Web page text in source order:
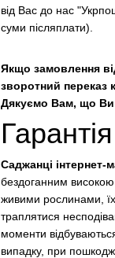
від Вас до нас
суми післяплати).
Якщо замовлення
зворотний переказ
Дякуємо Вам, що
Гарантія
Саджанці інтернет-
бездоганним
живими рослинами, їх
траплятися
моменти
випадку, при